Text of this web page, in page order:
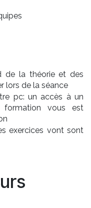
de la théorie et des
lors de la séance
pc: un accès à un
formation vous est
exercices vont sont